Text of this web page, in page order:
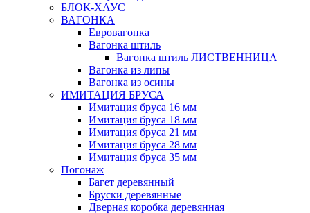
БЛОК-ХАУС
ВАГОНКА
Евровагонка
Вагонка штиль
Вагонка штиль ЛИСТВЕННИЦА
Вагонка из липы
Вагонка из осины
ИМИТАЦИЯ БРУСА
Имитация бруса 16 мм
Имитация бруса 18 мм
Имитация бруса 21 мм
Имитация бруса 28 мм
Имитация бруса 35 мм
Погонаж
Багет деревянный
Бруски деревянные
Дверная коробка деревянная